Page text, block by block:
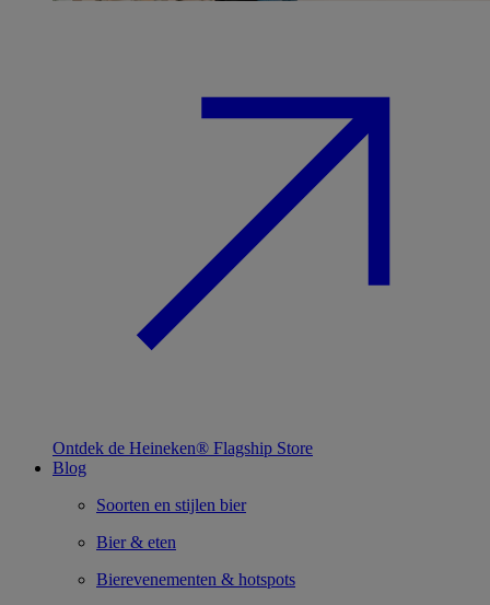
Ontdek de Heineken® Flagship Store
Blog
Soorten en stijlen bier
Bier & eten
Bierevenementen & hotspots